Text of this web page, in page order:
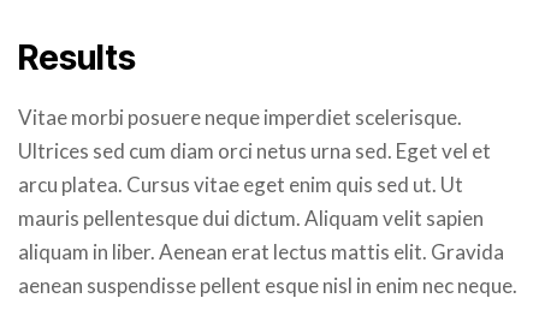
Results
Vitae morbi posuere neque imperdiet scelerisque.
Ultrices sed cum diam orci netus urna sed. Eget vel et
arcu platea. Cursus vitae eget enim quis sed ut. Ut
mauris pellentesque dui dictum. Aliquam velit sapien
aliquam in liber. Aenean erat lectus mattis elit. Gravida
aenean suspendisse pellent esque nisl in enim nec neque.